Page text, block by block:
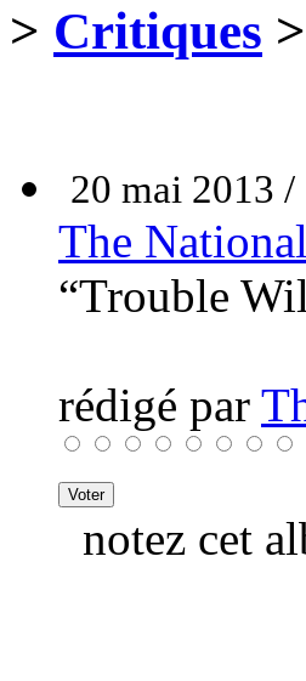
> Critiques >
20 mai 2013 /
The National
“Trouble
rédigé par
notez cet